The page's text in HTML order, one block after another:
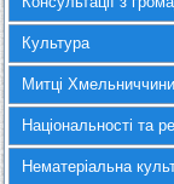
Культура
Митці
Національності та
Нематеріальна